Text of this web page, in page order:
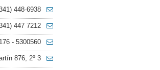
448-6938
447 7212
- 5300560
876, 2º 3